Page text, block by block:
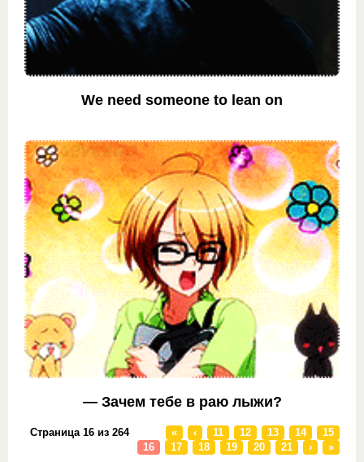
We need someone to lean on
— Зачем тебе в раю лыжи?
Страница 16 из 264 « ‹ 11 12 13 14
15
16
17 18 19 20 21 › »